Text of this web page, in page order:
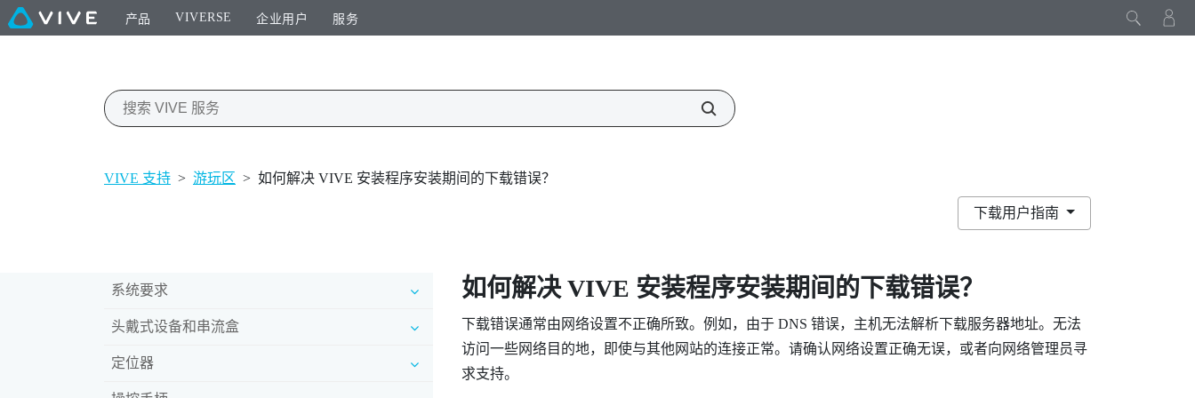
产品 VIVERSE 企业用户 服务
VIVE 支持 > 游玩区 > 如何解决 VIVE 安装程序安装期间的下载错误？
下载用户指南
系统要求
头戴式设备和串流盒
定位器
如何解决 VIVE 安装程序安装期间的下载错误？
下载错误通常由网络设置不正确所致。例如，由于 DNS 错误，主机无法解析下载服务器地址。无法
访问一些网络目的地，即使与其他网站的连接正常。请确认网络设置正确无误，或者向网络管理员寻
求支持。